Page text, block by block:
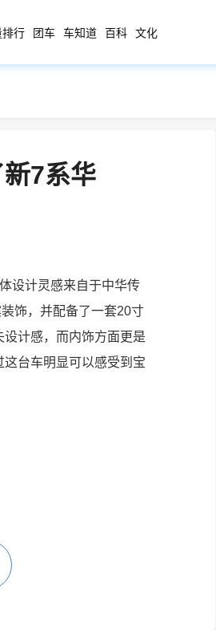
排行 团车 车知道 百科 文化
7系华
设计灵感来自于中华传
饰，并配备了一套20寸
计感，而内饰方面更是
台车明显可以感受到宝